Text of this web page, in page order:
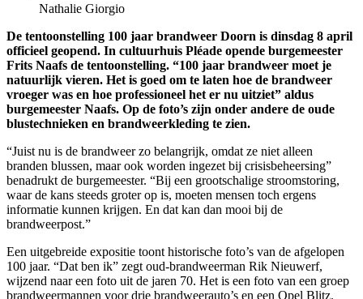
Nathalie Giorgio
De tentoonstelling 100 jaar brandweer Doorn is dinsdag 8 april
officieel geopend. In cultuurhuis Pléade opende burgemeester
Frits Naafs de tentoonstelling. “100 jaar brandweer moet je
natuurlijk vieren. Het is goed om te laten hoe de brandweer
vroeger was en hoe professioneel het er nu uitziet” aldus
burgemeester Naafs. Op de foto’s zijn onder andere de oude
blustechnieken en brandweerkleding te zien.
“Juist nu is de brandweer zo belangrijk, omdat ze niet alleen
branden blussen, maar ook worden ingezet bij crisisbeheersing”
benadrukt de burgemeester. “Bij een grootschalige stroomstoring,
waar de kans steeds groter op is, moeten mensen toch ergens
informatie kunnen krijgen. En dat kan dan mooi bij de
brandweerpost.”
Een uitgebreide expositie toont historische foto’s van de afgelopen
100 jaar. “Dat ben ik” zegt oud-brandweerman Rik Nieuwerf,
wijzend naar een foto uit de jaren 70. Het is een foto van een groep
brandweermannen voor drie brandweerauto’s en een Opel Blitz.